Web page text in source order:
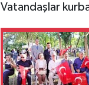
Vatandaşlar